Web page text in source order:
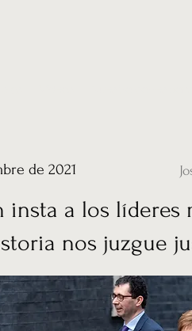
de 2021
insta a los líderes
nos juzgue